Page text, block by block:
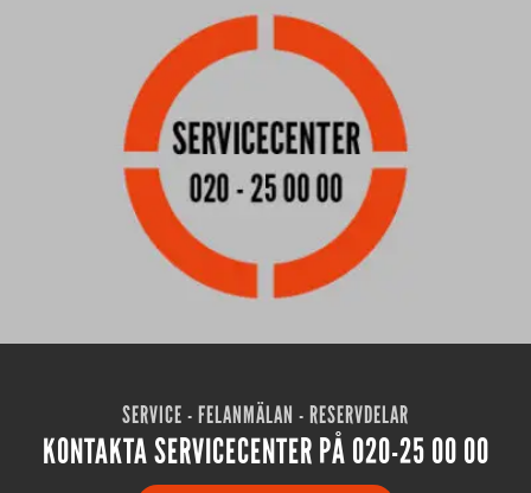
SERVICE - FELANMÄLAN - RESERVDELAR
KONTAKTA SERVICECENTER PÅ 020-25 00 00